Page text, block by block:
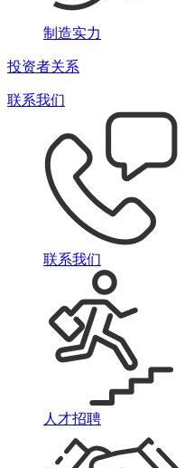
制造实力
投资者关系
联系我们
联系我们
人才招聘